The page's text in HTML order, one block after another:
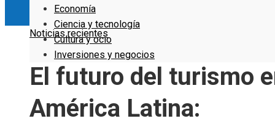
Economía
Ciencia y tecnología
Cultura y ocio
Inversiones y negocios
Noticias recientes
El futuro del turismo
América Latina: